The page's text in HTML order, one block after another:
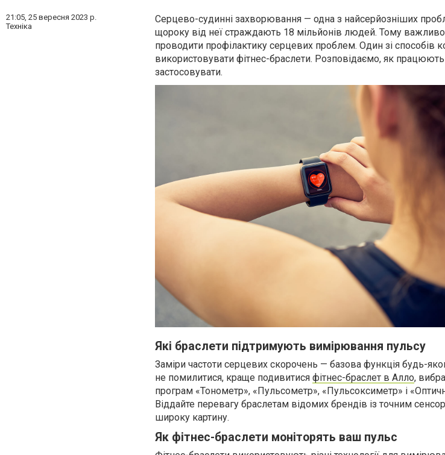
21:05, 25 вересня 2023 р.
Техніка
Серцево-судинні захворювання — одна з найсерйозніших
щороку від неї страждають 18 мільйонів людей. Тому
проводити профілактику серцевих проблем. Один зі способів
використовувати фітнес-браслети. Розповідаємо, як працюють
застосовувати.
Які браслети підтримують вимірювання пульсу
Заміри частоти серцевих скорочень — базова функція будь-
не помилитися, краще подивитися фітнес-браслет в Алло,
програм «Тонометр», «Пульсометр», «Пульсоксиметр» і
Віддайте перевагу браслетам відомих брендів із точним
широку картину.
Як фітнес-браслети моніторять ваш пульс